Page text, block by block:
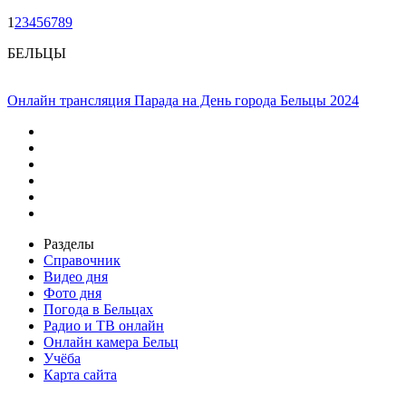
1 23456789
БЕЛЬЦЫ
Онлайн трансляция Парада на День города Бельцы 2024
Разделы
Справочник
Видео дня
Фото дня
Погода в Бельцах
Радио и ТВ онлайн
Онлайн камера Бельц
Учёба
Карта сайта